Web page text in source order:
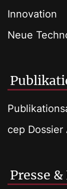
Innovation
Neue
cep Dossier
Presse